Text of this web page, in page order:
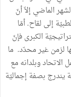
الماضي إلاّ أنّ
إلى لقاح. أمّا
الكبرى فإنّ
لزمن غير محدّد. ما
الاتحاد وبلدانه مع
يندرج بصفة إجماليّة